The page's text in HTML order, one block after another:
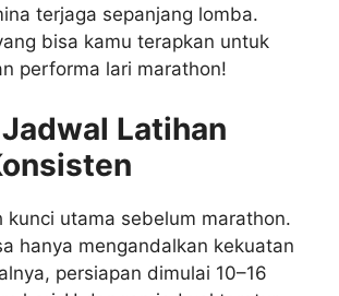
terjaga sepanjang lomba.
bisa kamu terapkan untuk
performa lari marathon!
Jadwal Latihan
kunci utama sebelum marathon.
hanya mengandalkan kekuatan
persiapan dimulai 10–16